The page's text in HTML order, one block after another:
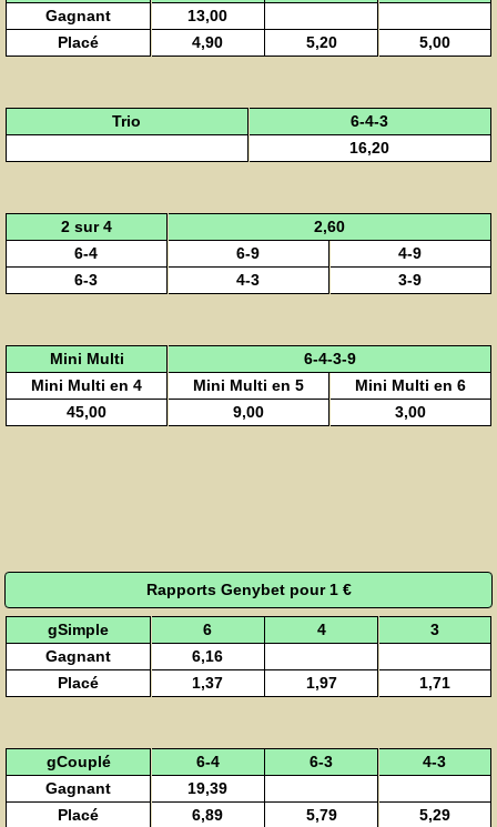
Gagnant
13,00
Placé
4,90 5,20 5,00
Trio
6-4-3
16,20
2 sur 4
2,60
6-4
6-9
4-9
6-3
4-3 3-9
Mini Multi
6-4-3-9
Mini Multi en 4
Mini Multi en 5
Mini Multi en 6
45,00
9,00 3,00
Rapports Genybet pour 1 €
gSimple 6 4
3
Gagnant
6,16
Placé
1,37 1,97 1,71
gCouplé 6-4 6-3
4-3
Gagnant
19,39
Placé
6,89 5,79 5,29